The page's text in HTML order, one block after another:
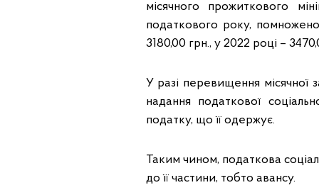
місячного прожиткового
податкового року,
3180,00 грн., у 2022 році –
У разі перевищення місячної
надання податкової
податку, що її одержує.
Таким чином, податкова
до її частини, тобто авансу.